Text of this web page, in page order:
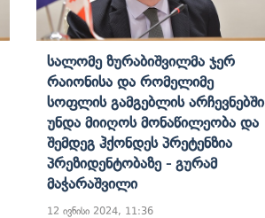
Სალომე Ზურაბიშვილმა Ჯერ
Რაიონისა Და Რომელიმე
Სოფლის Გამგებლის Არჩევნებში
Უნდა Მიიღოს Მონაწილეობა Და
Შემდეგ Ჰქონდეს Პრეტენზია
Პრეზიდენტობაზე - Გურამ
Მაჭარაშვილი
12 ივნისი 2024, 11:36